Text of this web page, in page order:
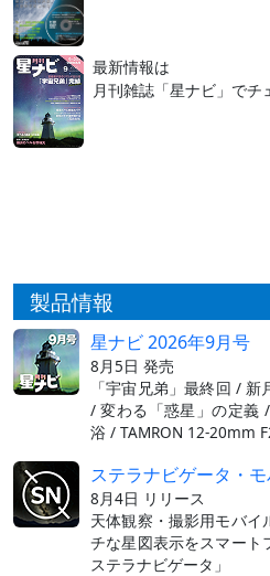
最新情報は
月刊雑誌「星ナビ」でチ
製品情報
星ナビ 2026年9月号
8月5日 発売
「宇宙兄弟」最終回 /
/ 変わる「惑星」の定義
浴 / TAMRON 12-20mm
ステラナビゲータ・
8月4日 リリース
天体観察・撮影用モバイ
チな星図表示をスマート
ステラナビゲータ」